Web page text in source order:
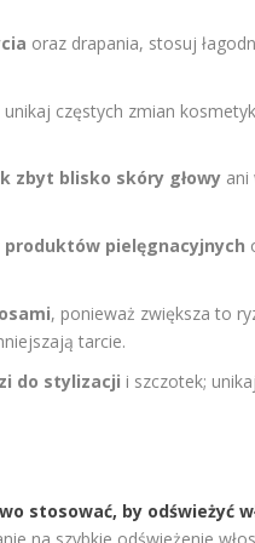
oraz drapania, stosuj
unikaj częstych zmian
zbyt blisko skóry głowy ani
produktów pielęgnacyjnych
, ponieważ zwiększa to
tarcie.
do stylizacji i szczotek;
stosować, by odświeżyć
na szybkie odświeżenie